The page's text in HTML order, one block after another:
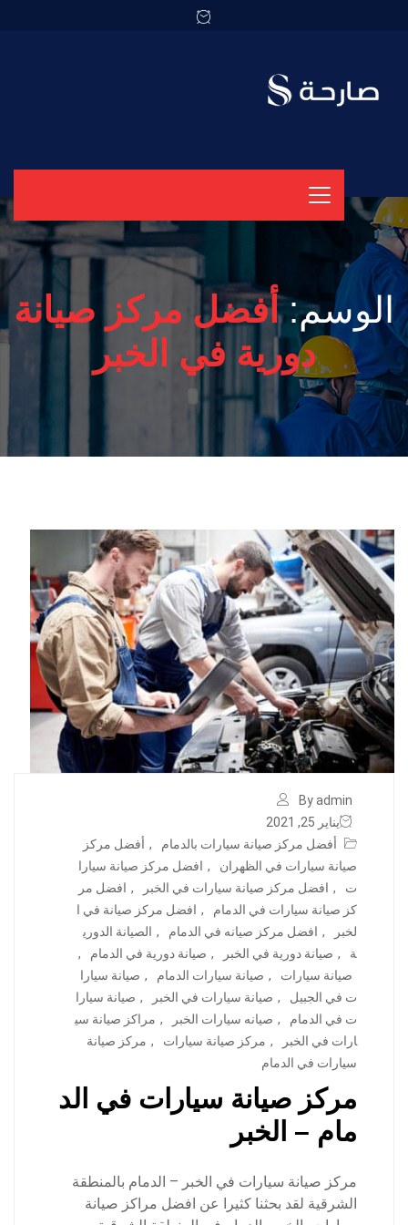
الوسم:أفضل مركز صيانة
دورية في الخبر
By admin
يناير 25, 2021
أفضل مركز صيانة سيارات بالدمام
, أفضل مركز
صيانة سيارات في الظهران
, افضل مركز صيانة سيارا
ت
, افضل مركز صيانة سيارات في الخبر , افضل مر
كز صيانة سيارات في الدمام
, افضل مركز صيانة في ا
لخبر
, افضل مركز صيانه في الدمام , الصيانة الدوري
ة
, صيانة دورية في الخبر , صيانة دورية في الدمام
,
صيانة سيارات
, صيانة سيارات الدمام , صيانة سيارا
ت في الجبيل
, صيانة سيارات في الخبر , صيانة سيارا
ت في الدمام
, صيانه سيارات الخبر , مراكز صيانة سي
ارات في الخبر
, مركز صيانة سيارات , مركز صيانة
سيارات في الدمام
مركز صيانة سيارات في الد
مام – الخبر
مركز صيانة سيارات في الخبر – الدمام بالمنطقة
الشرقية لقد بحثنا كثيرا عن افضل مراكز صيانة